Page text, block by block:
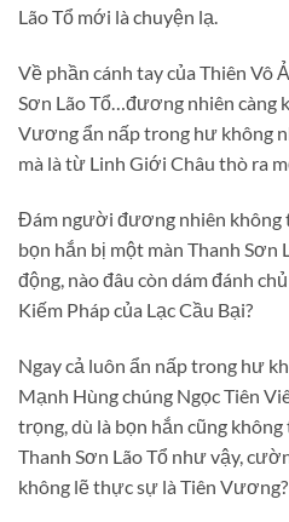
Lão Tổ mới là chuyện lạ.
Về phần cánh tay của Thiên Vô
Sơn Lão Tổ…đương nhiên càng
Vương ẩn nấp trong hư không
mà là từ Linh Giới Châu thò ra
Đám người đương nhiên không
bọn hắn bị một màn Thanh Sơn
động, nào đâu còn dám đánh
Kiếm Pháp của Lạc Cầu Bại?
Ngay cả luôn ẩn nấp trong hư
Mạnh Hùng chúng Ngọc Tiên
trọng, dù là bọn hắn cũng
Thanh Sơn Lão Tổ như vậy,
không lẽ thực sự là Tiên Vương?